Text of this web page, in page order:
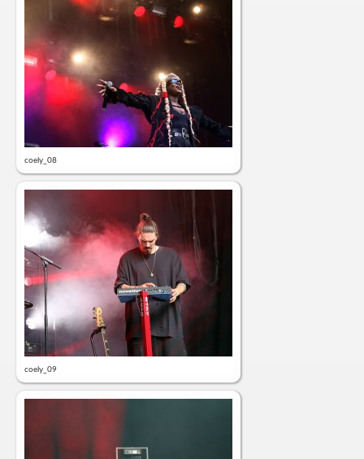
coely_08
coely_09